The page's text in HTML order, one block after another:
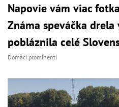
Napovie vám viac
Známa speváčka
pobláznila celé
Domáci prominenti